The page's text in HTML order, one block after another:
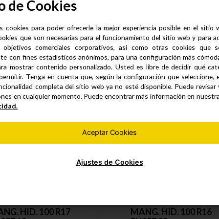
100 R3 Tramada
Productos similares
HID. 100 R17
MANG. HID. 100 R16
de Cookies
cookies para poder ofrecerle la mejor experiencia posible en el sitio
que son necesarias para el funcionamiento del sitio web y para
objetivos comerciales corporativos, así como otras cookies que
con fines estadísticos anónimos, para una configuración más
mostrar contenido personalizado. Usted es libre de decidir qué
Tenga en cuenta que, según la configuración que seleccione,
completa del sitio web ya no esté disponible. Puede revisar
en cualquier momento. Puede encontrar más información en
Aceptar Cookies
Ajustes de Cookies